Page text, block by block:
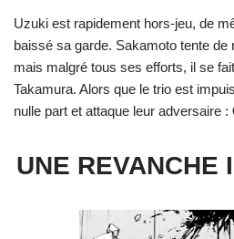
Uzuki est rapidement hors-jeu, de
baissé sa garde. Sakamoto tente
mais malgré tous ses efforts, il se
Takamura. Alors que le trio est
nulle part et attaque leur adversaire :
UNE REVANCHE